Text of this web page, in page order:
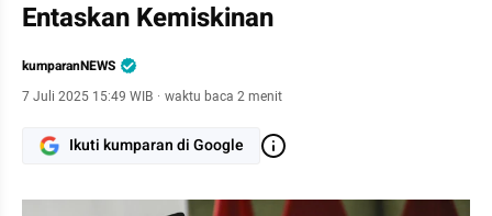
Entaskan Kemiskinan
kumparanNEWS
7 Juli 2025 15:49 WIB · waktu baca 2 menit
Ikuti kumparan di Google